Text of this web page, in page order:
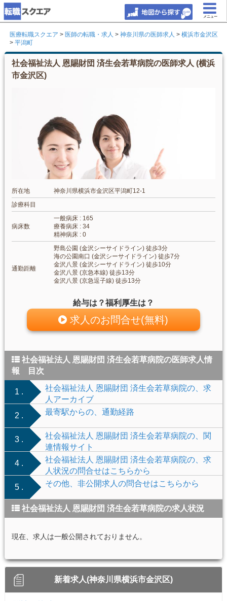
メニュー
医療転職スクエア > 医師の転職・求人 > 神奈川県の医師求人 > 横浜市金沢区
> 平潟町
社会福祉法人 恩賜財団 済生会若草病院の医師求人 (横浜
市金沢区)
所在地
神奈川県横浜市金沢区平潟町12-1
診療科目
病床数
一般病床 : 165
療養病床 : 34
精神病床 : 0
通勤距離
野島公園 (金沢シーサイドライン) 徒歩3分
海の公園南口 (金沢シーサイドライン) 徒歩7分
金沢八景 (金沢シーサイドライン) 徒歩10分
金沢八景 (京急本線) 徒歩13分
金沢八景 (京急逗子線) 徒歩13分
給与は？福利厚生は？
求人のお問合せ(無料)
社会福祉法人 恩賜財団 済生会若草病院の医師求人情
報 目次
1 .
社会福祉法人 恩賜財団 済生会若草病院の、求
人アーカイブ
2 .
最寄駅からの、通勤経路
3 .
社会福祉法人 恩賜財団 済生会若草病院の、関
連情報サイト
4 .
社会福祉法人 恩賜財団 済生会若草病院の、求
人状況の問合せはこちらから
5 .
その他、非公開求人の問合せはこちらから
社会福祉法人 恩賜財団 済生会若草病院の求人状況
現在、求人は一般公開されておりません。
新着求人(神奈川県横浜市金沢区)